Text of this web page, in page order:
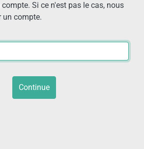
Si ce n'est pas le cas, nous
un compte.
Continue